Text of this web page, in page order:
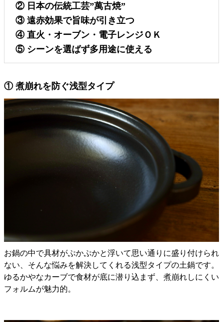
② 日本の伝統工芸”萬古焼”
③ 遠赤効果で旨味が引き立つ
④ 直火・オーブン・電子レンジＯＫ
⑤ シーンを選ばず多用途に使える
① 煮崩れを防ぐ浅型タイプ
お鍋の中で具材がぷかぷかと浮いて思い通りに盛り付けられ
ない、そんな悩みを解決してくれる浅型タイプの土鍋です。
ゆるかやなカーブで食材が底に潜り込まず、煮崩れしにくい
フォルムが魅力的。